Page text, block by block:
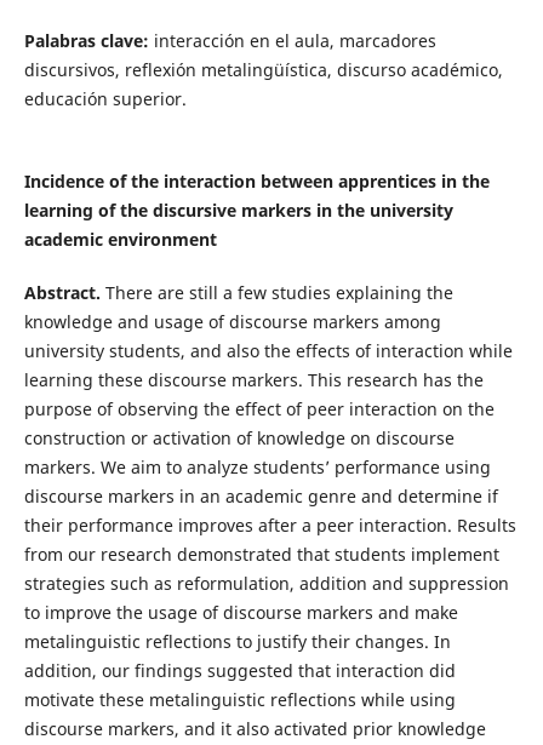
Palabras clave: interacción en el aula, marcadores
discursivos, reflexión metalingüística, discurso académico,
educación superior.
Incidence of the interaction between apprentices in the
learning of the discursive markers in the university
academic environment
Abstract. There are still a few studies explaining the
knowledge and usage of discourse markers among
university students, and also the effects of interaction while
learning these discourse markers. This research has the
purpose of observing the effect of peer interaction on the
construction or activation of knowledge on discourse
markers. We aim to analyze students’ performance using
discourse markers in an academic genre and determine if
their performance improves after a peer interaction. Results
from our research demonstrated that students implement
strategies such as reformulation, addition and suppression
to improve the usage of discourse markers and make
metalinguistic reflections to justify their changes. In
addition, our findings suggested that interaction did
motivate these metalinguistic reflections while using
discourse markers, and it also activated prior knowledge